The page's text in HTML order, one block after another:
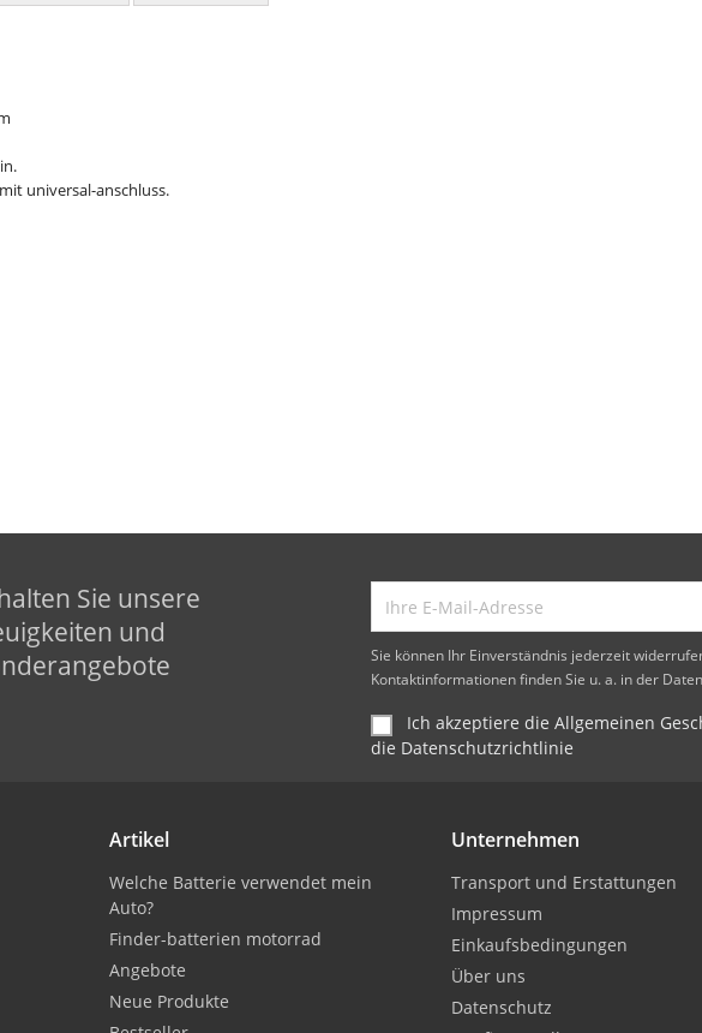
universal-anschluss.
Sie unsere
und
Sie können Ihr Einverständnis jederzeit
Kontaktinformationen finden Sie u. a. in der
Ich akzeptiere die Allgemeinen
die Datenschutzrichtlinie
Artikel
Welche Batterie verwendet mein
Auto?
Finder-batterien motorrad
Angebote
Neue Produkte
Unternehmen
Transport und Erstattungen
Impressum
Einkaufsbedingungen
Über uns
Datenschutz